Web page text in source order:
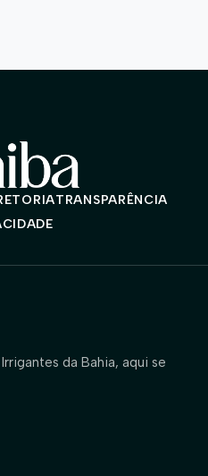
TRANSPARÊNCIA
da Bahia, aqui se